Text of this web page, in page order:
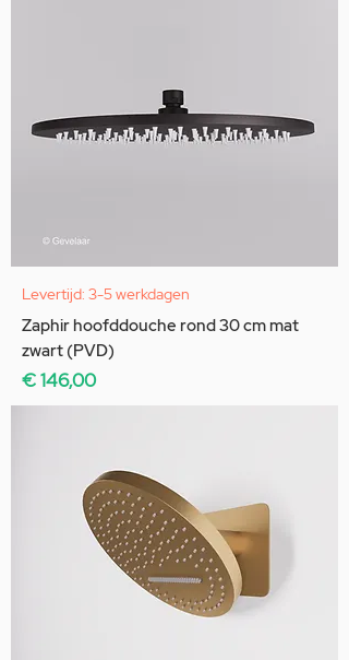
Levertijd: 3-5 werkdagen
Zaphir hoofddouche rond 30 cm mat
zwart (PVD)
Prijs
€ 146,00